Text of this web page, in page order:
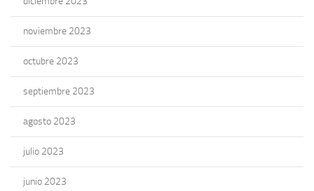
noviembre 2023
octubre 2023
septiembre 2023
agosto 2023
julio 2023
junio 2023